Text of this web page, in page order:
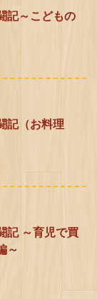
記～こどもの
記（お料理
記 ～育児で買
～